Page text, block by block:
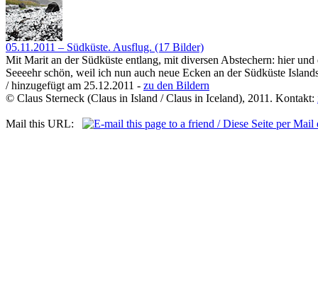
05.11.2011 – Südküste. Ausflug. (17 Bilder)
Mit Marit an der Südküste entlang, mit diversen Abstechern: hier
Seeeehr schön, weil ich nun auch neue Ecken an der Südküste
/ hinzugefügt am 25.12.2011 - zu den Bildern
© Claus Sterneck (Claus in Island / Claus in Iceland), 2011. Kontakt:
Mail this URL: